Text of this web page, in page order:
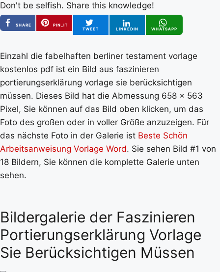
Don't be selfish. Share this knowledge!
SHARE
PIN_IT
TWEET
LINKEDIN WHATSAPP
Einzahl die fabelhaften berliner testament vorlage
kostenlos pdf ist ein Bild aus faszinieren
portierungserklärung vorlage sie berücksichtigen
müssen. Dieses Bild hat die Abmessung 658 x 563
Pixel, Sie können auf das Bild oben klicken, um das
Foto des großen oder in voller Größe anzuzeigen. Für
das nächste Foto in der Galerie ist Beste Schön
Arbeitsanweisung Vorlage Word. Sie sehen Bild #1 von
18 Bildern, Sie können die komplette Galerie unten
sehen.
Bildergalerie der Faszinieren
Portierungserklärung Vorlage
Sie Berücksichtigen Müssen